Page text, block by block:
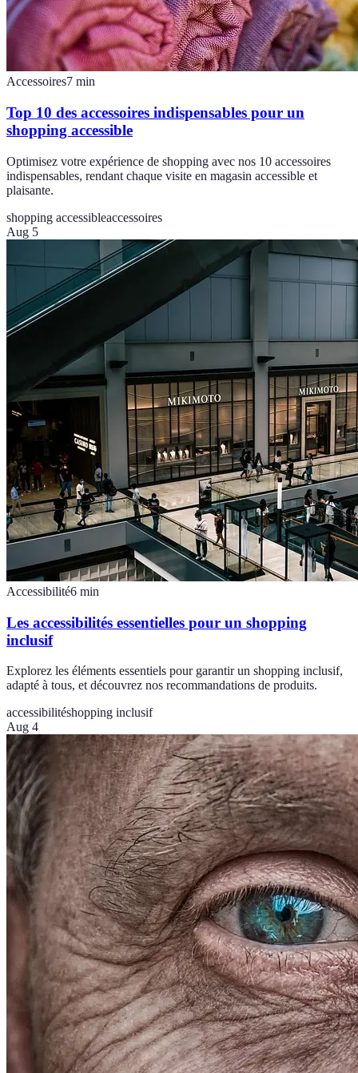
Accessoires7 min
Top 10 des accessoires indispensables pour un
shopping accessible
Optimisez votre expérience de shopping avec nos 10 accessoires
indispensables, rendant chaque visite en magasin accessible et
plaisante.
shopping accessibleaccessoires
Aug 5
Accessibilité6 min
Les accessibilités essentielles pour un shopping
inclusif
Explorez les éléments essentiels pour garantir un shopping inclusif,
adapté à tous, et découvrez nos recommandations de produits.
accessibilitéshopping inclusif
Aug 4